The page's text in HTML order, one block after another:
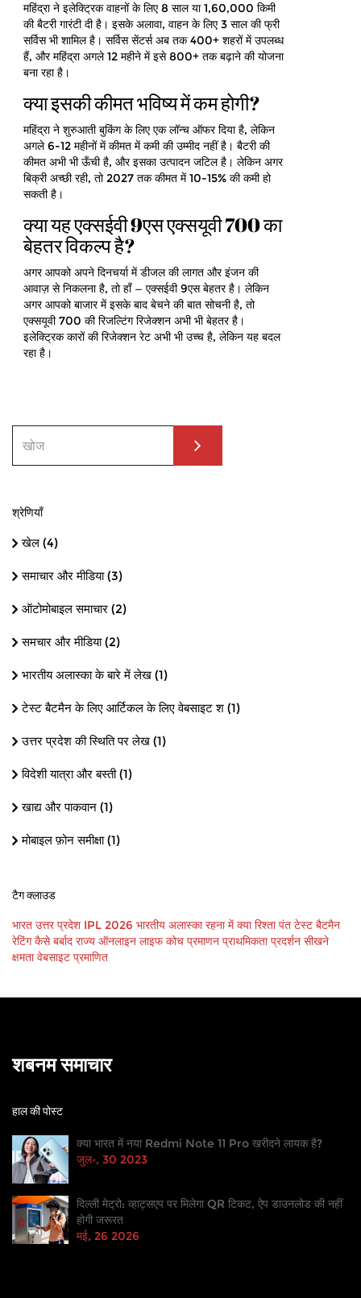
महिंद्रा ने इलेक्ट्रिक वाहनों के लिए 8 साल या 1,60,000 किमी
की बैटरी गारंटी दी है। इसके अलावा, वाहन के लिए 3 साल की फ्री
सर्विस भी शामिल है। सर्विस सेंटर्स अब तक 400+ शहरों में उपलब्ध
हैं, और महिंद्रा अगले 12 महीने में इसे 800+ तक बढ़ाने की योजना
बना रहा है।
क्या इसकी कीमत भविष्य में कम होगी?
महिंद्रा ने शुरुआती बुकिंग के लिए एक लॉन्च ऑफर दिया है, लेकिन
अगले 6-12 महीनों में कीमत में कमी की उम्मीद नहीं है। बैटरी की
कीमत अभी भी ऊँची है, और इसका उत्पादन जटिल है। लेकिन अगर
बिक्री अच्छी रही, तो 2027 तक कीमत में 10-15% की कमी हो
सकती है।
क्या यह एक्सईवी 9एस एक्सयूवी 700 का
बेहतर विकल्प है?
अगर आपको अपने दिनचर्या में डीजल की लागत और इंजन की
आवाज़ से निकलना है, तो हाँ — एक्सईवी 9एस बेहतर है। लेकिन
अगर आपको बाजार में इसके बाद बेचने की बात सोचनी है, तो
एक्सयूवी 700 की रिजल्टिंग रिजेक्शन अभी भी बेहतर है।
इलेक्ट्रिक कारों की रिजेक्शन रेट अभी भी उच्च है, लेकिन यह बदल
रहा है।
श्रेणियाँ
खेल (4)
समाचार और मीडिया(3)
ऑटोमोबाइल समाचार (2)
समचार और मीडिया(2)
भारतीय अलास्का के बारे में लेख (1)
टेस्ट बैटमैन के लिए आर्टिकल के लिए वेबसाइट श (1)
उत्तर प्रदेश की स्थिति पर लेख (1)
विदेशी यात्रा और बस्ती(1)
खाद्य और पाकवान (1)
मोबाइल फ़ोन समीक्षा(1)
टैग क्लाउड
भारत उत्तर प्रदेश IPL 2026 भारतीय अलास्का रहना में क्या रिश्ता पंत टेस्ट बैटमैन
रेटिंग कैसे बर्बाद राज्य ऑनलाइन लाइफ कोच प्रमाणन प्राथमिकता प्रदर्शन सीखने
क्षमता वेबसाइट प्रमाणित
शबनम समाचार
हाल की पोस्ट
क्या भारत में नया Redmi Note 11 Pro खरीदने लायक है?
जुल॰, 30 2023
दिल्ली मेट्रो: व्हाट्सएप पर मिलेगा QR टिकट, ऐप डाउनलोड की नहीं
होगी जरूरत
मई, 26 2026